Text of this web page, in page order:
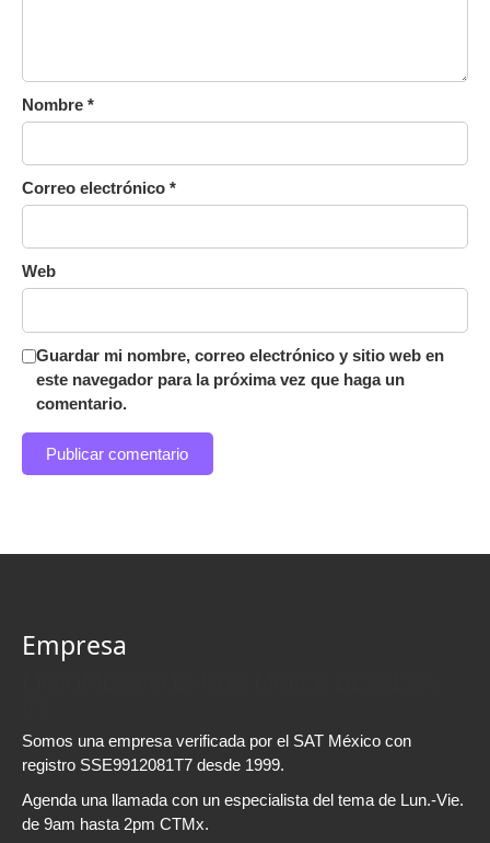
Nombre *
Correo electrónico *
Web
Guardar mi nombre, correo electrónico y sitio web en
este navegador para la próxima vez que haga un
comentario.
Empresa
Somos una empresa verificada por el SAT México con
registro SSE9912081T7 desde 1999.
Agenda una llamada con un especialista del tema de Lun.-Vie.
de 9am hasta 2pm CTMx.